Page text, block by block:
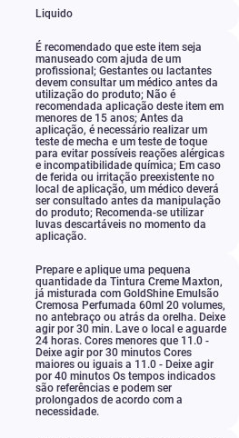
Liquido
É recomendado que este item seja
manuseado com ajuda de um
profissional; Gestantes ou lactantes
devem consultar um médico antes da
utilização do produto; Não é
recomendada aplicação deste item em
menores de 15 anos; Antes da
aplicação, é necessário realizar um
teste de mecha e um teste de toque
para evitar possíveis reações alérgicas
e incompatibilidade química; Em caso
de ferida ou irritação preexistente no
local de aplicação, um médico deverá
ser consultado antes da manipulação
do produto; Recomenda-se utilizar
luvas descartáveis no momento da
aplicação.
Prepare e aplique uma pequena
quantidade da Tintura Creme Maxton,
já misturada com GoldShine Emulsão
Cremosa Perfumada 60ml 20 volumes,
no antebraço ou atrás da orelha. Deixe
agir por 30 min. Lave o local e aguarde
24 horas. Cores menores que 11.0 -
Deixe agir por 30 minutos Cores
maiores ou iguais a 11.0 - Deixe agir
por 40 minutos Os tempos indicados
são referências e podem ser
prolongados de acordo com a
necessidade.